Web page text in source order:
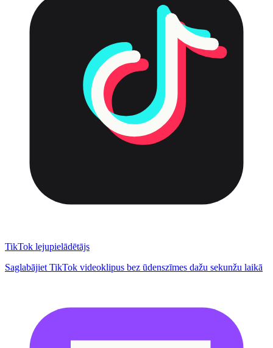
TikTok lejupielādētājs
Saglabājiet TikTok videoklipus bez ūdenszīmes dažu sekunžu laikā